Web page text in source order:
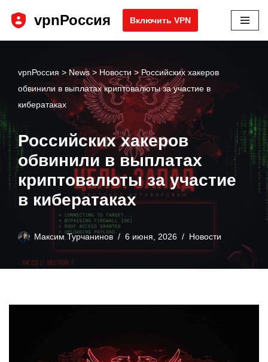
vpnРоссия Включить VPN
vpnРоссия>News> Новости >Российских хакеров
обвинили в выплатах криптовалюты за участие в
кибератаках
Российских хакеров
обвинили в выплатах
криптовалюты за участие
в кибератаках
Максим Турчанинов 6 июня, 2026 Новости